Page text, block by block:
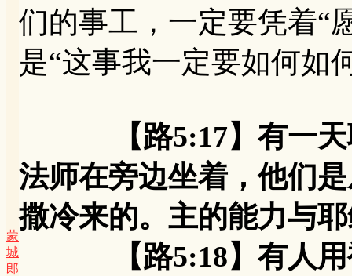
蒙
城
郎
们的事工，一定要凭着“
是“这事我一定要如何如
【路5:17】有一
法师在旁边坐着，他们
撒冷来的。主的能力与
【路5:18】有人用褥